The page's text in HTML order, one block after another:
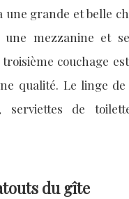
une grande et belle
mezzanine et
couchage
qualité. Le linge
serviettes de
du gîte